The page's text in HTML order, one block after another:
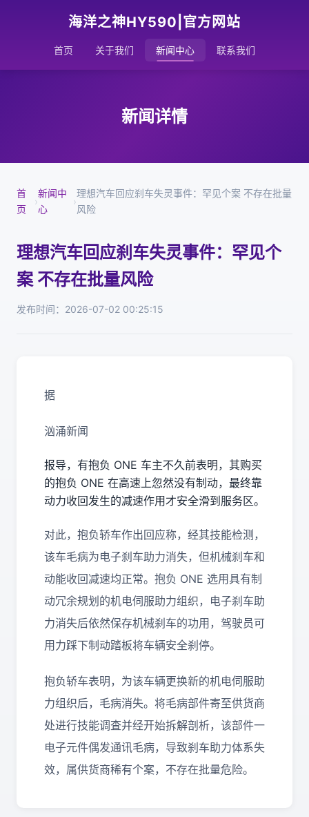
海洋之神HY590|官方网站
首页 关于我们 新闻中心 联系我们
新闻详情
首
页
›
新闻中
心
›
理想汽车回应刹车失灵事件：罕见个案 不存在批量
风险
理想汽车回应刹车失灵事件：罕见个
案 不存在批量风险
发布时间：2026-07-02 00:25:15
据
汹涌新闻
报导，有抱负 ONE 车主不久前表明，其购买
的抱负 ONE 在高速上忽然没有制动，最终靠
动力收回发生的减速作用才安全滑到服务区。
对此，抱负轿车作出回应称，经其技能检测，
该车毛病为电子刹车助力消失，但机械刹车和
动能收回减速均正常。抱负 ONE 选用具有制
动冗余规划的机电伺服助力组织，电子刹车助
力消失后依然保存机械刹车的功用，驾驶员可
用力踩下制动踏板将车辆安全刹停。
抱负轿车表明，为该车辆更换新的机电伺服助
力组织后，毛病消失。将毛病部件寄至供货商
处进行技能调査并经开始拆解剖析，该部件一
电子元件偶发通讯毛病，导致刹车助力体系失
效，属供货商稀有个案，不存在批量危险。